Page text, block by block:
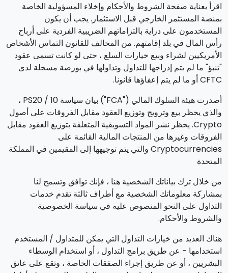
اقرأ بعناية صفحة الشروط والأحكام وإخلاء المسؤولية الخاصة
بمنصة المستثمر الخارجي قبل الاستثمار. يجب أن يكون
المستخدمون على دراية بالتزاماتهم الضريبية الفردية على أرباح
رأس المال في بلد إقامتهم. من المخالف للقانون التماس الأشخاص
الأمريكيين لشراء وبيع خيارات السلع ، حتى لو كانت تسمى عقود
"تنبؤ" ما لم يتم إدراجها للتداول وتداولها في بورصة مسجلة لدى
CFTC أو ما لم يتم إعفاؤها قانونا.
أصدرت هيئة السلوك المالي ("FCA") بيان سياسة PS20 / 10 ،
والذي يحظر بيع وترويج وتوزيع العقود مقابل الفروقات على أصول
Crypto. يحظر نشر المواد التسويقية المتعلقة بتوزيع العقود مقابل
الفروقات وغيرها من المنتجات المالية القائمة على
Cryptocurrencies والتي يتم توجيهها إلى المقيمين في المملكة
المتحدة
من خلال ترك بياناتك الشخصية هنا ، فإنك توافق وتسمح لنا
بمشاركة معلوماتك الشخصية مع أطراف ثالثة تقدم خدمات
التداول على النحو المنصوص عليه في سياسة الخصوصية
والشروط والأحكام.
هناك العديد من خيارات التداول التي يمكن للمتداول / المستخدم
استخدامها - عن طريق برامج التداول ، أو استخدام الوسطاء
البشريين ، أو عن طريق إجراء الصفقات الخاصة ، وتقع على عاتق